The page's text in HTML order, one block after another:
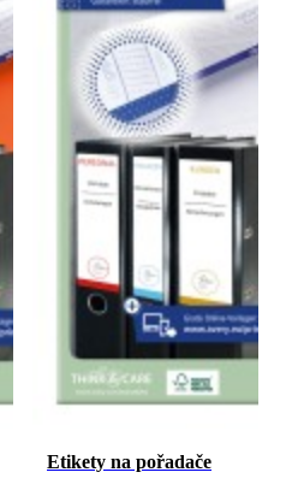
Etikety na pořadače